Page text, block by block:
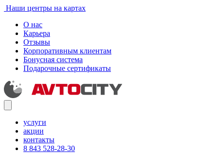
Наши центры на картах
О нас
Карьера
Отзывы
Корпоративным клиентам
Бонусная система
Подарочные сертификаты
услуги
акции
контакты
8 843 528-28-30